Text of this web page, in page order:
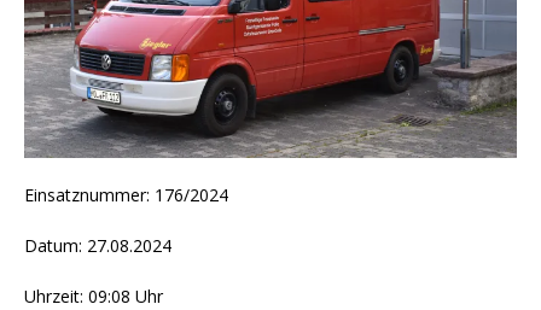
Einsatznummer: 176/2024
Datum: 27.08.2024
Uhrzeit: 09:08 Uhr